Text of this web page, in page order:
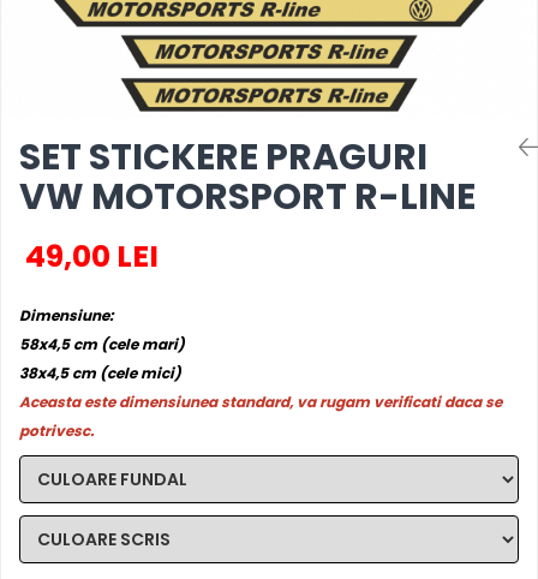
MERCEDES
SEAT
SKODA
VOLKSWAGEN
STICKERE STALPI
TOP VANZARI
STICKERE PARBRIZ
STICKERE STALPI SI GEAM MIC
STICKERE CAMUFLAJ
STICKERE PENTRU FIRME
STICKERE MARI
STICKERE CAMIOANE
SET STICKERE PRAGURI
VW MOTORSPORT R-LINE
49,00 LEI
Dimensiune:
58x4,5 cm (cele mari)
38x4,5 cm (cele mici)
Aceasta este dimensiunea standard, va rugam verificati daca se
potrivesc.